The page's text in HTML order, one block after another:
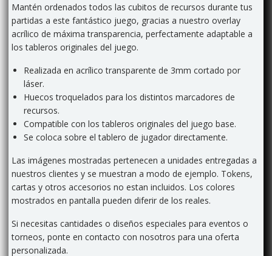
Mantén ordenados todos las cubitos de recursos durante tus
partidas a este fantástico juego, gracias a nuestro overlay
acrílico de máxima transparencia, perfectamente adaptable a
los tableros originales del juego.
Realizada en acrílico transparente de 3mm cortado por
láser.
Huecos troquelados para los distintos marcadores de
recursos.
Compatible con los tableros originales del juego base.
Se coloca sobre el tablero de jugador directamente.
Las imágenes mostradas pertenecen a unidades entregadas a
nuestros clientes y se muestran a modo de ejemplo. Tokens,
cartas y otros accesorios no estan incluidos. Los colores
mostrados en pantalla pueden diferir de los reales.
Si necesitas cantidades o diseños especiales para eventos o
torneos, ponte en contacto con nosotros para una oferta
personalizada.